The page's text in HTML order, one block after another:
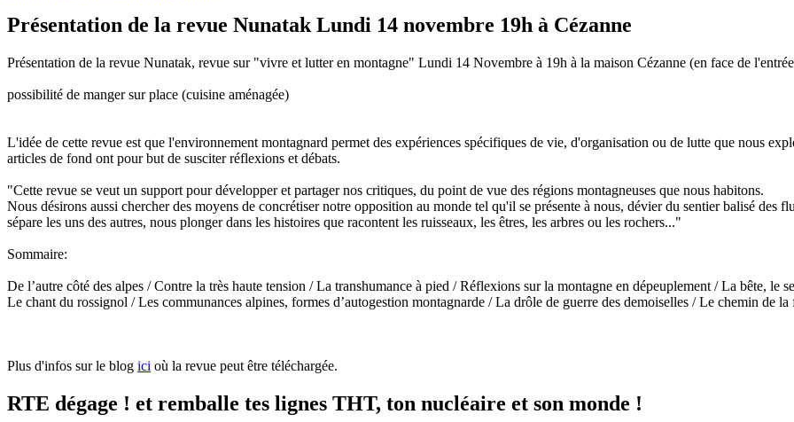
Présentation de la revue Nunatak Lundi 14 novembre 19h à Cézanne
Présentation de la revue Nunatak, revue sur "vivre et lutter en montagne" Lundi 14 Novembre à 19h à la maison Cézanne (en face de
possibilité de manger sur place (cuisine aménagée)
L'idée de cette revue est que l'environnement montagnard permet des expériences spécifiques de vie, d'organisation ou de lutte que nous
articles de fond ont pour but de susciter réflexions et débats.
"Cette revue se veut un support pour développer et partager nos critiques, du point de vue des régions montagneuses que nous habitons.
Nous désirons aussi chercher des moyens de concrétiser notre opposition au monde tel qu'il se présente à nous, dévier du sentier balisé des
sépare les uns des autres, nous plonger dans les histoires que racontent les ruisseaux, les êtres, les arbres ou les rochers..."
Sommaire:
De l’autre côté des alpes / Contre la très haute tension / La transhumance à pied / Réflexions sur la montagne en dépeuplement / La bête, le
Le chant du rossignol / Les communances alpines, formes d’autogestion montagnarde / La drôle de guerre des demoiselles / Le chemin de la
Plus d'infos sur le blog ici où la revue peut être téléchargée.
RTE dégage ! et remballe tes lignes THT, ton nucléaire et son monde !